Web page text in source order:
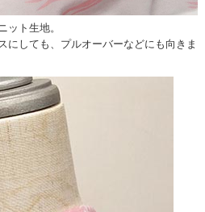
ット生地。
にしても、プルオーバーなどにも向きま